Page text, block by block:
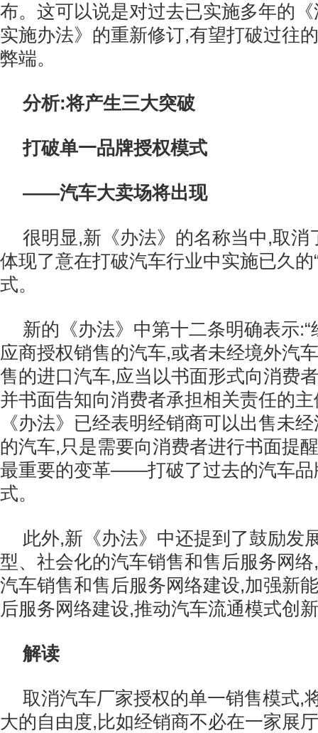
布。这可以说是对过去已实施多年的
实施办法》的重新修订,有望打破过往
弊端。
分析:将产生三大突破
打破单一品牌授权模式
——汽车大卖场将出现
很明显,新《办法》的名称当中,取消
体现了意在打破汽车行业中实施已久的
式。
新的《办法》中第十二条明确表示
应商授权销售的汽车,或者未经境外汽
售的进口汽车,应当以书面形式向消费
并书面告知向消费者承担相关责任的
《办法》已经表明经销商可以出售未
的汽车,只是需要向消费者进行书面提
最重要的变革——打破了过去的汽车品
式。
此外,新《办法》中还提到了鼓励发
型、社会化的汽车销售和售后服务网
汽车销售和售后服务网络建设,加强新
后服务网络建设,推动汽车流通模式创
解读
取消汽车厂家授权的单一销售模式,
大的自由度,比如经销商不必在一家展